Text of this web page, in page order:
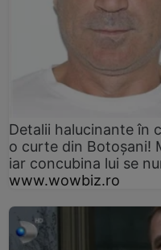
Detalii halucinante în
o curte din Botoșani!
iar concubina lui se
www.wowbiz.ro